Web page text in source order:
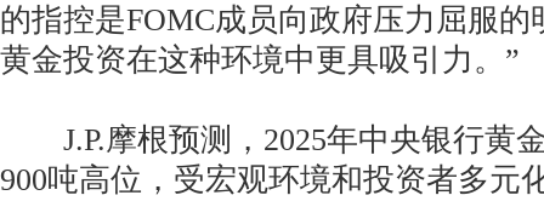
的指控是FOMC成员向政府压力屈服
黄金投资在这种环境中更具吸引力。”
J.P.摩根预测，2025年中央银行黄
900吨高位，受宏观环境和投资者多元